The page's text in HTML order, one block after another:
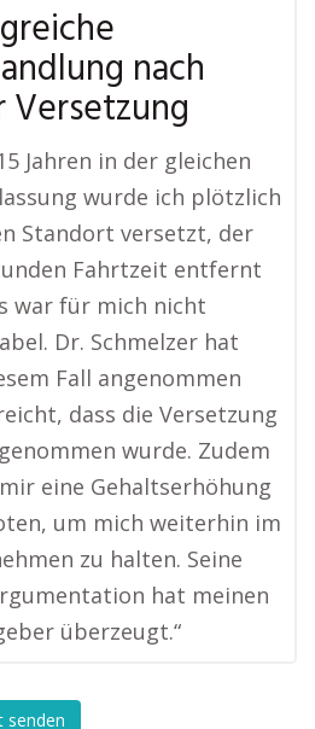
nach
Versetzung
Jahren in der gleichen
wurde ich plötzlich
Standort versetzt, der
Fahrtzeit entfernt
war für mich nicht
Dr. Schmelzer hat
Fall angenommen
dass die Versetzung
wurde. Zudem
eine Gehaltserhöhung
um mich weiterhin im
zu halten. Seine
hat meinen
überzeugt.“
senden